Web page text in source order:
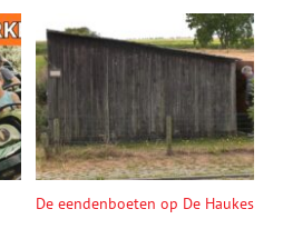
De eendenboeten op De Haukes